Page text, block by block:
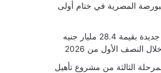
المصرية في ختام أولى
مدينة مصر تسجل مبيعات جديدة بقيمة 28.4 مليار جنيه
النصف الأول من 2026
الثالثة من مشروع تأهيل